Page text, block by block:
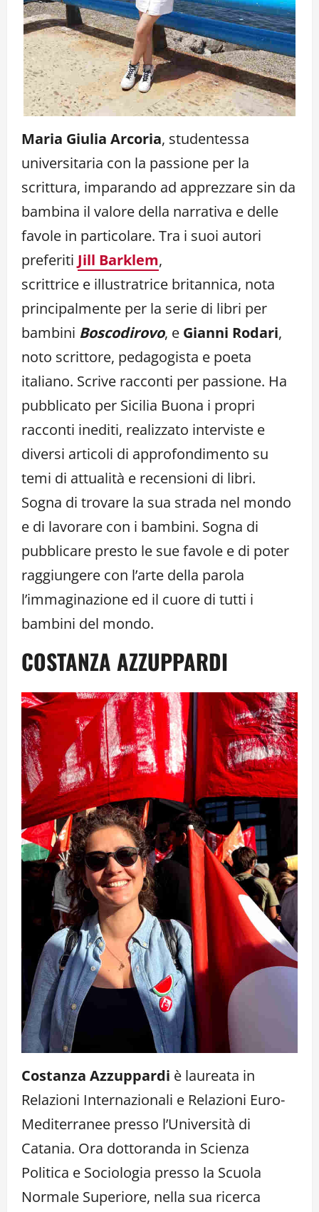
Maria Giulia Arcoria, studentessa
universitaria con la passione per la
scrittura, imparando ad apprezzare sin da
bambina il valore della narrativa e delle
favole in particolare. Tra i suoi autori
preferiti Jill Barklem,
scrittrice e illustratrice britannica, nota
principalmente per la serie di libri per
bambini Boscodirovo, e Gianni Rodari,
noto scrittore, pedagogista e poeta
italiano. Scrive racconti per passione. Ha
pubblicato per Sicilia Buona i propri
racconti inediti, realizzato interviste e
diversi articoli di approfondimento su
temi di attualità e recensioni di libri.
Sogna di trovare la sua strada nel mondo
e di lavorare con i bambini. Sogna di
pubblicare presto le sue favole e di poter
raggiungere con l’arte della parola
l’immaginazione ed il cuore di tutti i
bambini del mondo.
COSTANZA AZZUPPARDI
Costanza Azzuppardi è laureata in
Relazioni Internazionali e Relazioni Euro-
Mediterranee presso l’Università di
Catania. Ora dottoranda in Scienza
Politica e Sociologia presso la Scuola
Normale Superiore, nella sua ricerca